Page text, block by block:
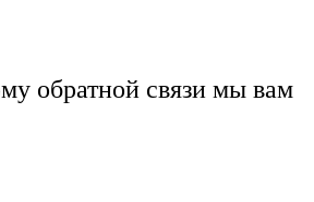
обратной связи мы вам